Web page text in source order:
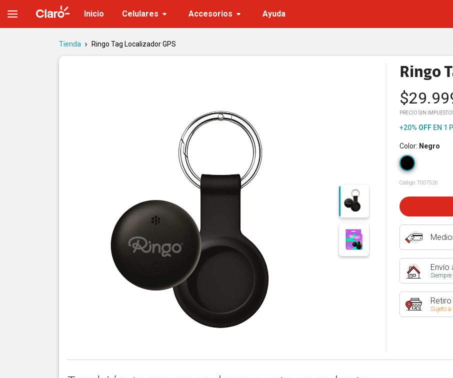
Inicio Celulares Accesorios Ayuda
Tienda Ringo Tag Localizador GPS
Ringo
$
PRECIO SIN
+20% OFFEN 1
Color: Negro
Código:7007526
Envío
Sujeto
Ringo Tag Localizador GPS | Bluetooth, resistente al agua